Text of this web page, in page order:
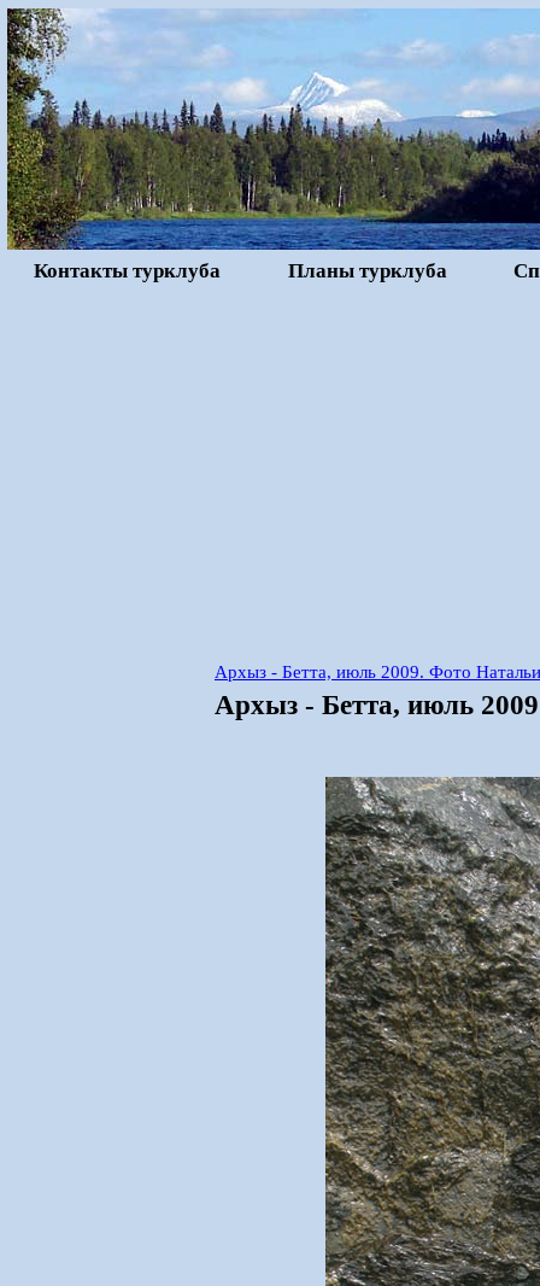
Контакты турклуба Планы турклуба
Архыз - Бетта, июль 2009. Фото
Архыз - Бетта, июль